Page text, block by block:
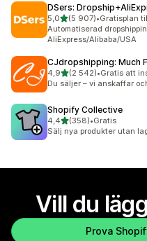
DSers:
5,0av 5 stjärnor
(5 907)
5907 recensioner totalt
•Gratisplan
Automatiserad
AliExpress/Alibaba/USA
CJdropshipping: Much
4,9av 5 stjärnor
(2 542)
2542 recensioner totalt
•Gratis att
Du säljer – vi anskaffar
Shopify Collective
4,4av 5 stjärnor
(358)
358 recensioner totalt
•Gratis
Sälj nya produkter utan
Vill du
Prova